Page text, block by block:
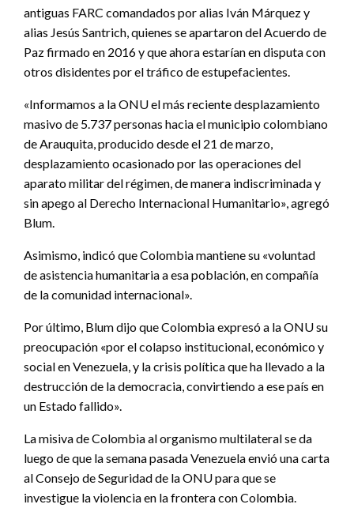
antiguas FARC comandados por alias Iván Márquez y
alias Jesús Santrich, quienes se apartaron del Acuerdo de
Paz firmado en 2016 y que ahora estarían en disputa con
otros disidentes por el tráfico de estupefacientes.
«Informamos a la ONU el más reciente desplazamiento
masivo de 5.737 personas hacia el municipio colombiano
de Arauquita, producido desde el 21 de marzo,
desplazamiento ocasionado por las operaciones del
aparato militar del régimen, de manera indiscriminada y
sin apego al Derecho Internacional Humanitario», agregó
Blum.
Asimismo, indicó que Colombia mantiene su «voluntad
de asistencia humanitaria a esa población, en compañía
de la comunidad internacional».
Por último, Blum dijo que Colombia expresó a la ONU su
preocupación «por el colapso institucional, económico y
social en Venezuela, y la crisis política que ha llevado a la
destrucción de la democracia, convirtiendo a ese país en
un Estado fallido».
La misiva de Colombia al organismo multilateral se da
luego de que la semana pasada Venezuela envió una carta
al Consejo de Seguridad de la ONU para que se
investigue la violencia en la frontera con Colombia.